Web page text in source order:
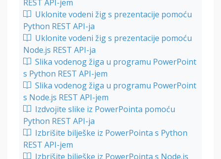
REST API-jem
Uklonite vodeni žig s prezentacije pomoću
Python REST API-ja
Uklonite vodeni žig s prezentacije pomoću
Node.js REST API-ja
Slika vodenog žiga u programu PowerPoint
s Python REST API-jem
Slika vodenog žiga u programu PowerPoint
s Node.js REST API-jem
Izdvojite slike iz PowerPointa pomoću
Python REST API-ja
Izbrišite bilješke iz PowerPointa s Python
REST API-jem
Izbrišite bilješke iz PowerPointa s Node.js